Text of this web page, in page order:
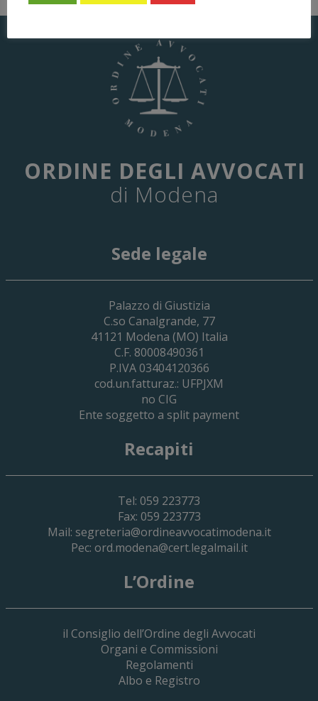
29 Giugno 2026
Cassa Forense – Elezioni Dei Delegati
2030
ORDINE DEGLI AVVOCATI
di Modena
Sede legale
Palazzo di Giustizia
C.so Canalgrande, 77
41121 Modena (MO) Italia
C.F. 80008490361
P.IVA 03404120366
cod.un.fatturaz.: UFPJXM
no CIG
Ente soggetto a split payment
Recapiti
Tel: 059 223773
Fax: 059 223773
Mail: segreteria@ordineavvocatimodena.it
Pec: ord.modena@cert.legalmail.it
L’Ordine
il Consiglio dell’Ordine degli Avvocati
Organi e Commissioni
Regolamenti
Albo e Registro